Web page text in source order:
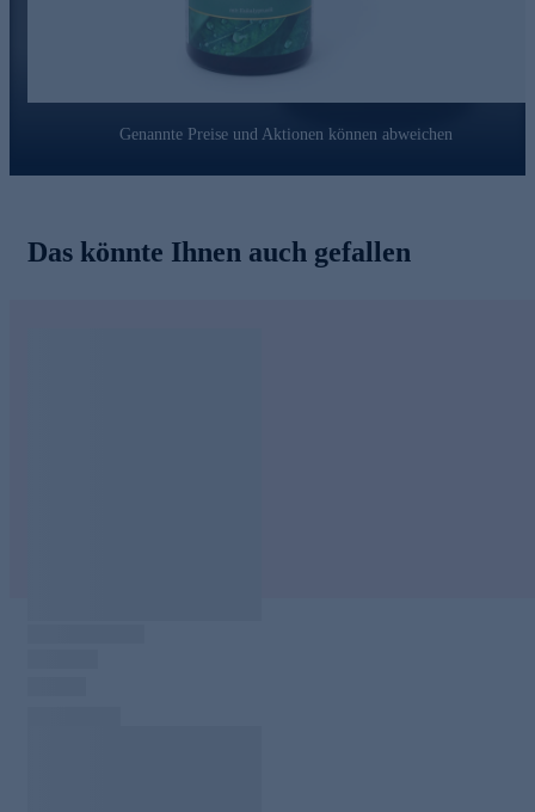
Erfahrung stellt er stets in den Dienst von sich und seinen
Bestellen Sie noch heute ganz bequem online.
Genannte Preise und Aktionen können abweichen
Das könnte Ihnen auch gefallen